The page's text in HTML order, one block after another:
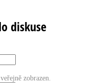
diskuse
zobrazen.